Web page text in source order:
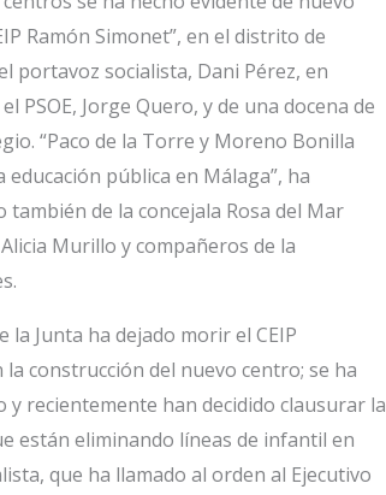
Ramón Simonet”, en el distrito de
portavoz socialista, Dani Pérez, en
PSOE, Jorge Quero, y de una docena de
“Paco de la Torre y Moreno Bonilla
pública en Málaga”, ha
de la concejala Rosa del Mar
Murillo y compañeros de la
la Junta ha dejado morir el CEIP
construcción del nuevo centro; se ha
y recientemente han decidido clausurar la
están eliminando líneas de infantil en
que ha llamado al orden al Ejecutivo